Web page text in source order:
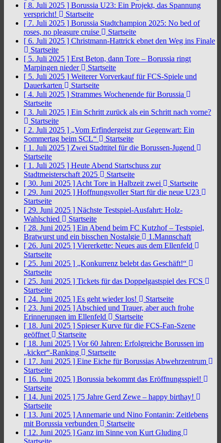
[ 8. Juli 2025 ] Borussia U23: Ein Projekt, das Spannung
verspricht!
Startseite
[ 7. Juli 2025 ] Borussia Stadtchampion 2025: No bed of
roses, no pleasure cruise
Startseite
[ 6. Juli 2025 ] Christmann-Hattrick ebnet den Weg ins Finale
Startseite
[ 5. Juli 2025 ] Erst Beton, dann Tore – Borussia ringt
Marpingen nieder
Startseite
[ 5. Juli 2025 ] Weiterer Vorverkauf für FCS-Spiele und
Dauerkarten
Startseite
[ 4. Juli 2025 ] Strammes Wochenende für Borussia
Startseite
[ 3. Juli 2025 ] Ein Schritt zurück als ein Schritt nach vorne?
Startseite
[ 2. Juli 2025 ] „Vom Erfindergeist zur Gegenwart: Ein
Sommertag beim SCL“
Startseite
[ 1. Juli 2025 ] Zwei Stadttitel für die Borussen-Jugend
Startseite
[ 1. Juli 2025 ] Heute Abend Startschuss zur
Stadtmeisterschaft 2025
Startseite
[ 30. Juni 2025 ] Acht Tore in Halbzeit zwei
Startseite
[ 29. Juni 2025 ] Hoffnungsvoller Start für die neue U23
Startseite
[ 29. Juni 2025 ] Nächste Testspiel-Ausfahrt: Holz-
Wahlschied
Startseite
[ 28. Juni 2025 ] Ein Abend beim FC Kutzhof – Testspiel,
Bratwurst und ein bisschen Nostalgie
1.Mannschaft
[ 26. Juni 2025 ] Viererkette: Neues aus dem Ellenfeld
Startseite
[ 25. Juni 2025 ] „Konkurrenz belebt das Geschäft!“
Startseite
[ 25. Juni 2025 ] Tickets für das Doppelgastspiel des FCS
Startseite
[ 24. Juni 2025 ] Es geht wieder los!
Startseite
[ 23. Juni 2025 ] Abschied und Trauer, aber auch frohe
Erinnerungen im Ellenfeld
Startseite
[ 18. Juni 2025 ] Spieser Kurve für die FCS-Fan-Szene
geöffnet
Startseite
[ 18. Juni 2025 ] Vor 60 Jahren: Erfolgreiche Borussen im
„kicker“-Ranking
Startseite
[ 17. Juni 2025 ] Eine Eiche für Borussias Abwehrzentrum
Startseite
[ 16. Juni 2025 ] Borussia bekommt das Eröffnungsspiel!
Startseite
[ 14. Juni 2025 ] 75 Jahre Gerd Zewe – happy birthay!
Startseite
[ 13. Juni 2025 ] Annemarie und Nino Fontanin: Zeitlebens
mit Borussia verbunden
Startseite
[ 12. Juni 2025 ] Ganz im Sinne von Kurt Gluding
Startseite